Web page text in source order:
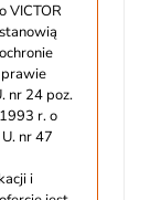
VICTOR
nr 24 poz.
r. o
nr 47
i